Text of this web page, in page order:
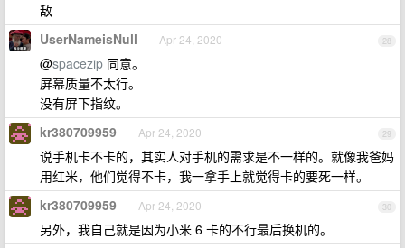
敌
28
UserNameisNull Apr 24, 2020
@spacezip 同意。
屏幕质量不太行。
没有屏下指纹。
29
kr380709959 Apr 24, 2020
说手机卡不卡的，其实人对手机的需求是不一样的。就像我爸妈
用红米，他们觉得不卡，我一拿手上就觉得卡的要死一样。
30
kr380709959 Apr 24, 2020
另外，我自己就是因为小米 6 卡的不行最后换机的。